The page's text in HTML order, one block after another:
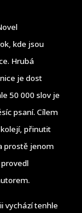
kde jsou
Hrubá
je dost
50 000 slov je
psaní. Cílem
přinutit
prostě jenom
vychází tenhle